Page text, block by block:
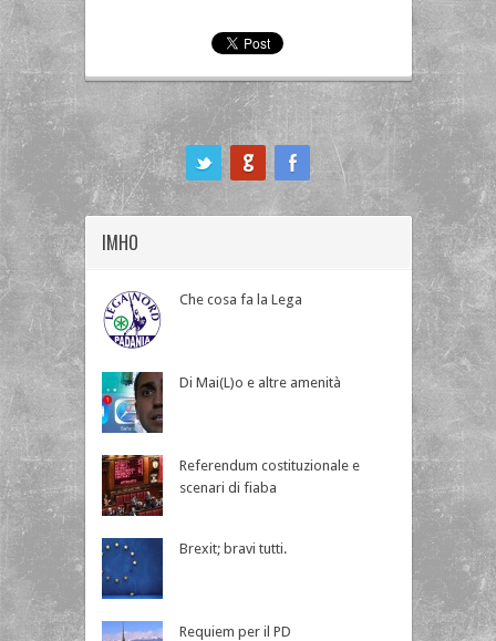
IMHO
Che cosa fa la Lega
Di Mai(L)o e altre amenità
Referendum costituzionale e
scenari di fiaba
Brexit; bravi tutti.
Requiem per il PD